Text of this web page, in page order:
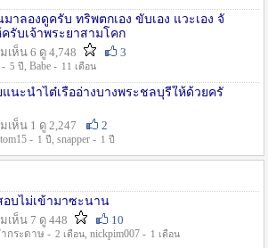
าลองดูครับ ทริพตกเอง ขับเอง แวะเอง จั
รับเจ้าพระยาสามโคก
เห็น 6 ดู 4,748
3
- 5 ปี , Babe - 11 เดือน
แนะนำไต๋เรืออ่างบางพระชลบุรีให้ด้วยครั
เห็น 1 ดู 2,247
2
- 1 ปี , snapper - 1 ปี
อบไม่เข้ามาซะนาน
เห็น 7 ดู 448
10
กระดาษ - 2 เดือน, nickpim007 - 1 เดือน